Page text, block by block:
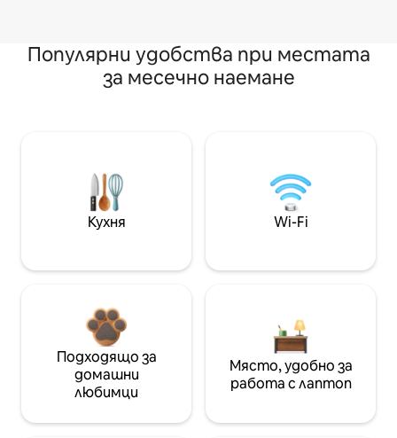
Популярни удобства при местата
за месечно наемане
Кухня Wi-Fi
Подходящо за
домашни
любимци
Място, удобно за
работа с лаптоп